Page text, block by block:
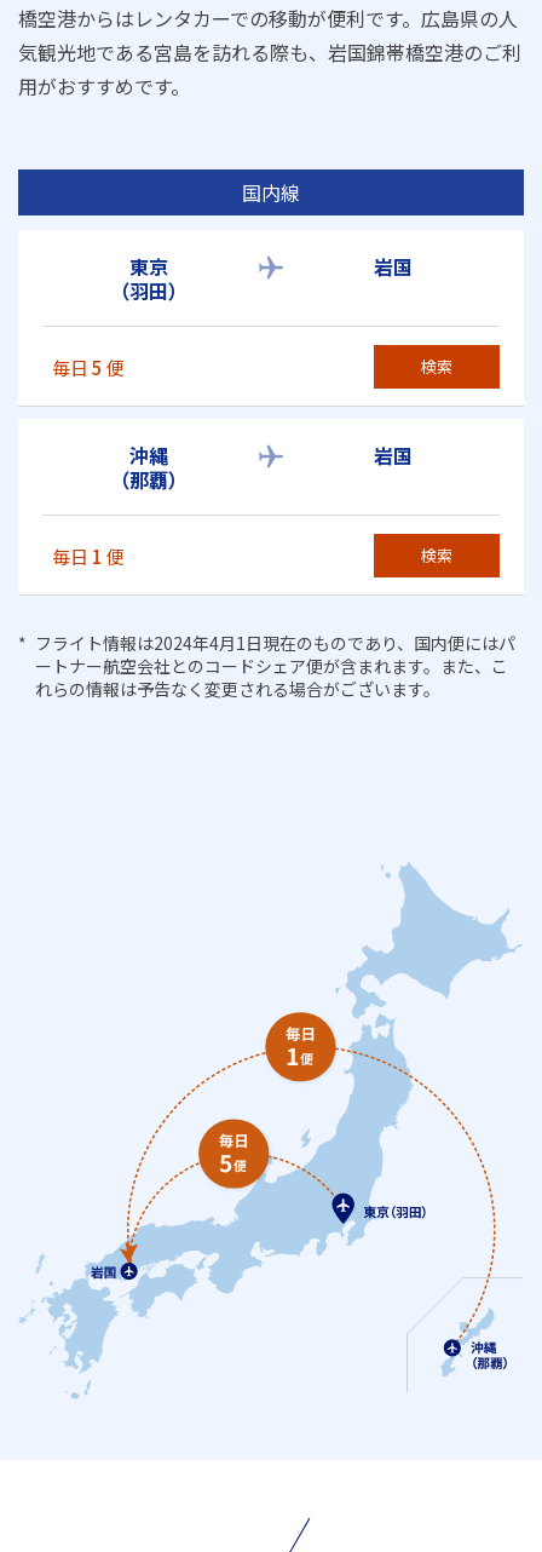
橋空港からはレンタカーでの移動が便利です。広島県の人
気観光地である宮島を訪れる際も、岩国錦帯橋空港のご利
用がおすすめです。
国内線
東京
（羽田）
岩国
毎日 5 便 検索
沖縄
（那覇）
岩国
毎日 1 便 検索
フライト情報は2024年4月1日現在のものであり、国内便にはパ
ートナー航空会社とのコードシェア便が含まれます。また、こ
れらの情報は予告なく変更される場合がございます。